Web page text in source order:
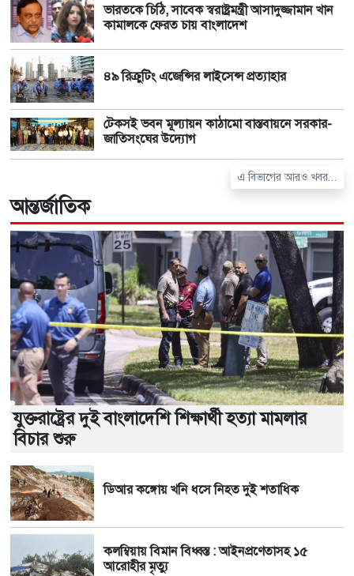
ভারতকে চিঠি, সাবেক স্বরাষ্ট্রমন্ত্রী আসাদুজ্জামান খান
কামালকে ফেরত চায় বাংলাদেশ
৪৯ রিক্রুটিং এজেন্সির লাইসেন্স প্রত্যাহার
টেকসই ভবন মূল্যায়ন কাঠামো বাস্তবায়নে সরকার-
জাতিসংঘের উদ্যোগ
এ বিভাগের আরও খবর...
আন্তর্জাতিক
যুক্তরাষ্ট্রের দুই বাংলাদেশি শিক্ষার্থী হত্যা মামলার
বিচার শুরু
ডিআর কঙ্গোয় খনি ধসে নিহত দুই শতাধিক
কলম্বিয়ায় বিমান বিধ্বস্ত : আইনপ্রণেতাসহ ১৫
আরোহীর মৃত্যু